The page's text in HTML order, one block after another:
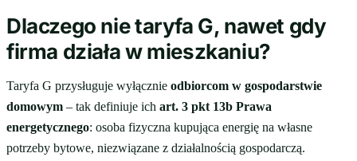
Dlaczego nie taryfa G, nawet gdy
firma działa w mieszkaniu?
Taryfa G przysługuje wyłącznie odbiorcom w gospodarstwie
domowym – tak definiuje ich art. 3 pkt 13b Prawa
energetycznego: osoba fizyczna kupująca energię na własne
potrzeby bytowe, niezwiązane z działalnością gospodarczą.